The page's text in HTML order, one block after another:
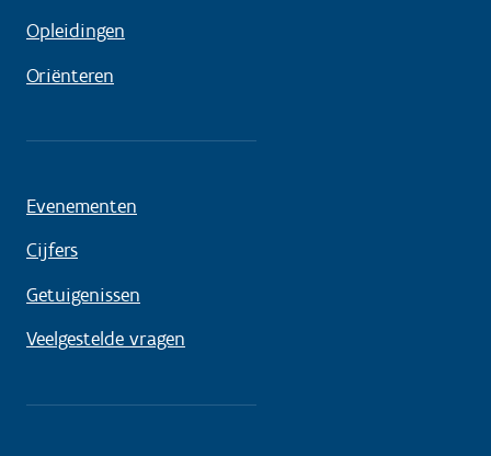
Opleidingen
Oriënteren
Evenementen
Cijfers
Getuigenissen
Veelgestelde vragen